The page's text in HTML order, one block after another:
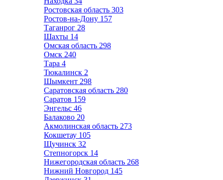
Ростовская область 303
Ростов-на-Дону 157
Таганрог 28
Шахты 14
Омская область 298
Омск 240
Тара 4
Тюкалинск 2
Шымкент 298
Саратовская область 280
Саратов 159
Энгельс 46
Балаково 20
Акмолинская область 273
Кокшетау 105
Щучинск 32
Степногорск 14
Нижегородская область 268
Нижний Новгород 145